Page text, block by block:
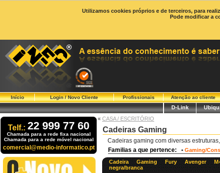
Utilizamos cookies próprios e de terceiros, para
Pode modificar a
Início Login / Novo Cliente Profissionais Atenção ao cliente
D-Link
Telf.: 22 999 77 60
Chamada para a rede fixa nacional
Chamada para a rede móvel nacional
comercial@medio-informatico.pt
« CASA / ESCRITÓRIO
Cadeiras Gaming
Cadeiras gaming com diversas
Familias a que pertence: • Gaming/
Cadeira Gaming Fury Avenger
negra/branca